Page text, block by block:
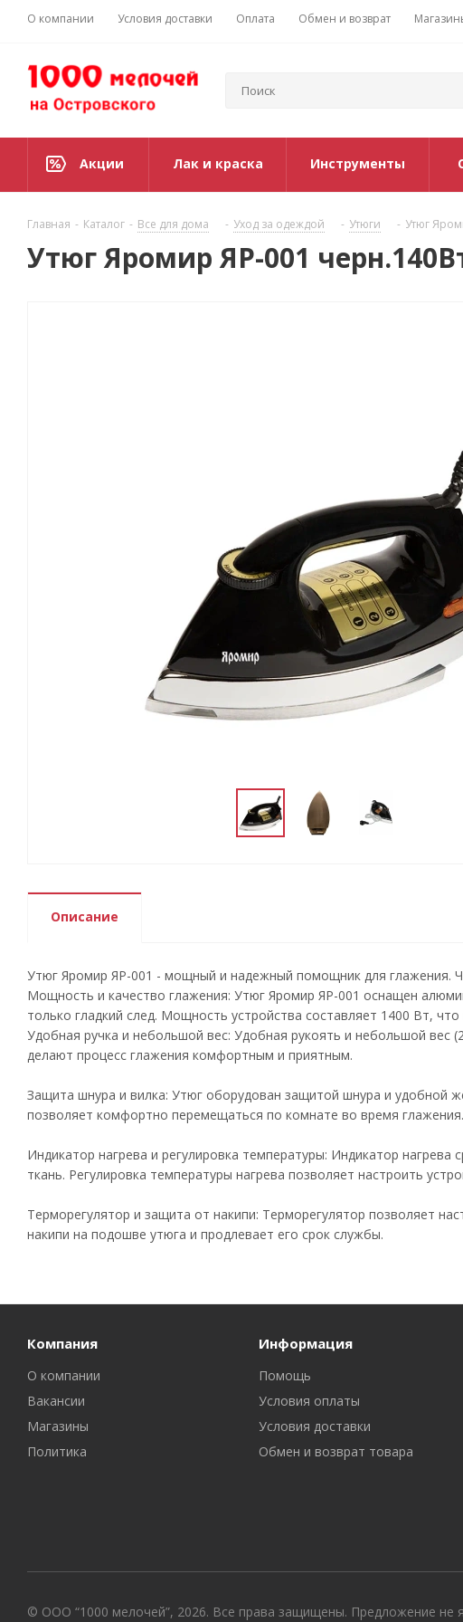
О компании Условия доставки Оплата Обмен и возврат
Акции Лак и краска Инструменты
Главная - Каталог - Все для дома - Уход за одеждой - Утюги - Утюг
Утюг Яромир ЯР-001
Описание
Утюг Яромир ЯР-001 - мощный и надежный помощник для глажения.
Мощность и качество глажения: Утюг Яромир ЯР-001 оснащен
только гладкий след. Мощность устройства составляет 1400 Вт,
Удобная ручка и небольшой вес: Удобная рукоять и небольшой вес
делают процесс глажения комфортным и приятным.
Защита шнура и вилка: Утюг оборудован защитой шнура и удобной
позволяет комфортно перемещаться по комнате во время глажения.
Индикатор нагрева и регулировка температуры: Индикатор
ткань. Регулировка температуры нагрева позволяет настроить
Терморегулятор и защита от накипи: Терморегулятор позволяет
накипи на подошве утюга и продлевает его срок службы.
Компания
О компании
Вакансии
Магазины
Политика
Информация
Помощь
Условия оплаты
Условия доставки
Обмен и возврат товара
© ООО “1000 мелочей”, 2026. Все права защищены. Предложение не